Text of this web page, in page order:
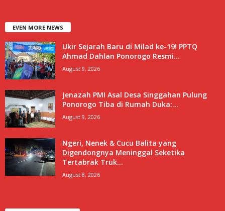
EVEN MORE NEWS
Ukir Sejarah Baru di Milad ke-19! PPTQ
Ahmad Dahlan Ponorogo Resmi...
August 9, 2026
Jenazah PMI Asal Desa Singgahan Pulung
Ponorogo Tiba di Rumah Duka:...
August 9, 2026
Ngeri, Nenek & Cucu Balita yang
Digendongnya Meninggal Seketika
Tertabrak Truk...
August 8, 2026